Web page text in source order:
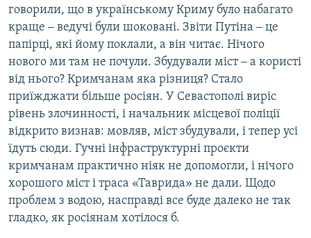
говорили, що в українському Криму було набагато
краще ‒ ведучі були шоковані. Звіти Путіна ‒ це
папірці, які йому поклали, а він читає. Нічого
нового ми там не почули. Збудували міст ‒ а користі
від нього? Кримчанам яка різниця? Стало
приїжджати більше росіян. У Севастополі виріс
рівень злочинності, і начальник місцевої поліції
відкрито визнав: мовляв, міст збудували, і тепер усі
їдуть сюди. Гучні інфраструктурні проєкти
кримчанам практично ніяк не допомогли, і нічого
хорошого міст і траса «Таврида» не дали. Щодо
проблем з водою, насправді все буде далеко не так
гладко, як росіянам хотілося б.